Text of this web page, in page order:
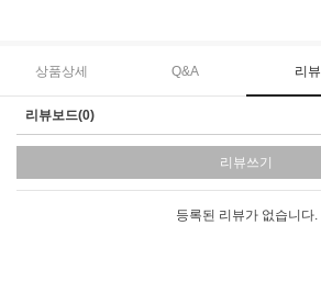
상품상세 Q&A 리뷰
리뷰보드(0)
리뷰쓰기
등록된 리뷰가 없습니다.